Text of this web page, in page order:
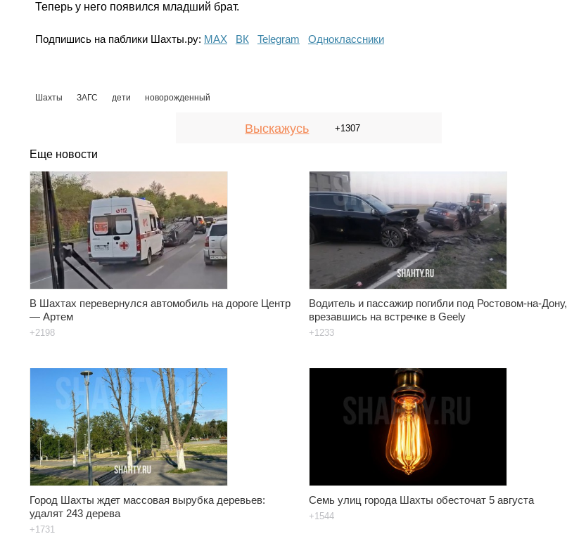
Теперь у него появился младший брат.
Подпишись на паблики Шахты.ру: МАХ ВК Telegram Одноклассники
Шахты ЗАГС дети новорожденный
Выскажусь +1307
Еще новости
В Шахтах перевернулся автомобиль на дороге Центр
— Артем
+2198
Водитель и пассажир погибли под Ростовом-на-Дону,
врезавшись на встречке в Geely
+1233
Город Шахты ждет массовая вырубка деревьев:
удалят 243 дерева
+1731
Семь улиц города Шахты обесточат 5 августа
+1544